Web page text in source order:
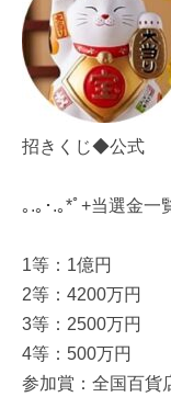
招きくじ◆公式
｡.｡･.｡*ﾟ+当選金一
1等：1億円
2等：4200万円
3等：2500万円
4等：500万円
参加賞：全国百貨